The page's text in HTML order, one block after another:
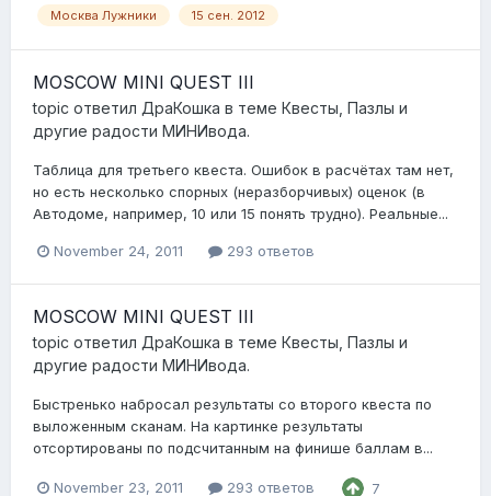
Москва Лужники 15 сен. 2012
MOSCOW MINI QUEST III
topic ответил ДраКошка в теме Квесты, Пазлы и
другие радости МИНИвода.
Таблица для третьего квеста. Ошибок в расчётах там нет,
но есть несколько спорных (неразборчивых) оценок (в
Автодоме, например, 10 или 15 понять трудно). Реальные...
November 24, 2011 293 ответов
MOSCOW MINI QUEST III
topic ответил ДраКошка в теме Квесты, Пазлы и
другие радости МИНИвода.
Быстренько набросал результаты со второго квеста по
выложенным сканам. На картинке результаты
отсортированы по подсчитанным на финише баллам в...
November 23, 2011 293 ответов 7